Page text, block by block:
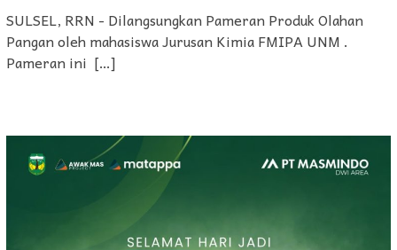
SULSEL, RRN - Dilangsungkan Pameran Produk Olahan
Pangan oleh mahasiswa Jurusan Kimia FMIPA UNM .
Pameran ini […]